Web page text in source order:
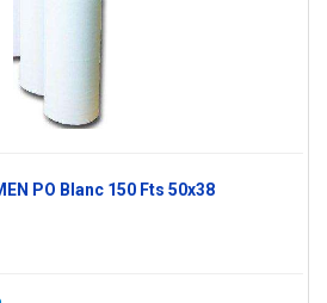
PO Blanc 150 Fts 50x38